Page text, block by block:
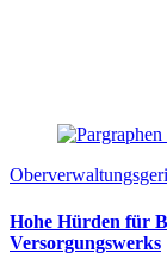
Hohe Hürden für
Versorgungswerks